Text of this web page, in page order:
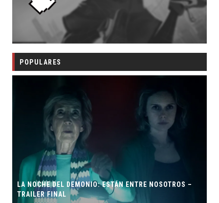
POPULARES
LA NOCHE DEL DEMONIO: ESTÁN ENTRE NOSOTROS –
TRAILER FINAL